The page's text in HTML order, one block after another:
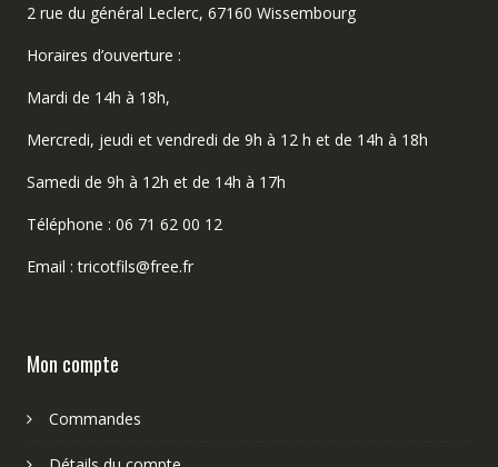
2 rue du général Leclerc, 67160 Wissembourg
Horaires d’ouverture :
Mardi de 14h à 18h,
Mercredi, jeudi et vendredi de 9h à 12 h et de 14h à 18h
Samedi de 9h à 12h et de 14h à 17h
Téléphone : 06 71 62 00 12
Email : tricotfils@free.fr
Mon compte
Commandes